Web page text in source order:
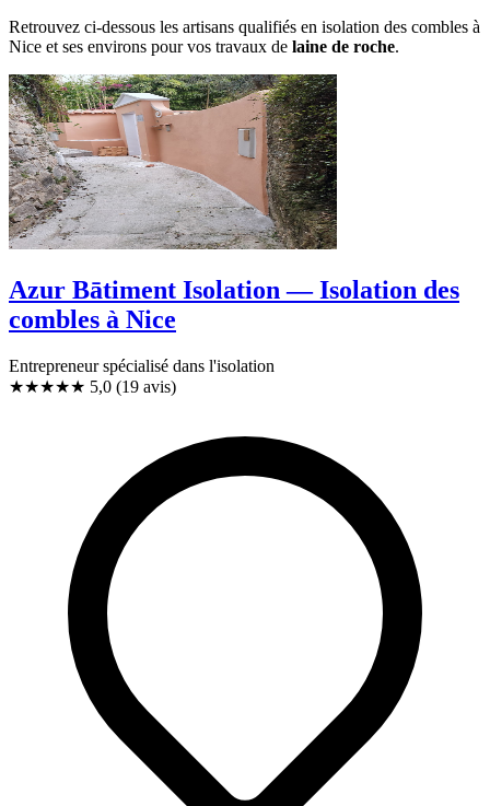
Retrouvez ci-dessous les artisans qualifiés en isolation des combles à
Nice et ses environs pour vos travaux de laine de roche.
Azur Bātiment Isolation — Isolation des
combles à Nice
Entrepreneur spécialisé dans l'isolation
★★★★★ 5,0 (19 avis)